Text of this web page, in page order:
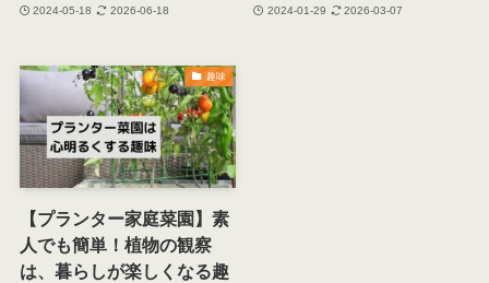
2024-05-18 2026-06-18 2024-01-29 2026-03-07
趣味
【プランター家庭菜園】素
人でも簡単！植物の観察
は、暮らしが楽しくなる趣